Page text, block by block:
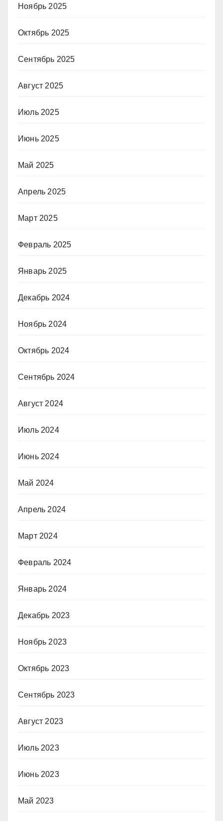
Ноябрь 2025
Октябрь 2025
Сентябрь 2025
Август 2025
Июль 2025
Июнь 2025
Май 2025
Апрель 2025
Март 2025
Февраль 2025
Январь 2025
Декабрь 2024
Ноябрь 2024
Октябрь 2024
Сентябрь 2024
Август 2024
Июль 2024
Июнь 2024
Май 2024
Апрель 2024
Март 2024
Февраль 2024
Январь 2024
Декабрь 2023
Ноябрь 2023
Октябрь 2023
Сентябрь 2023
Август 2023
Июль 2023
Июнь 2023
Май 2023